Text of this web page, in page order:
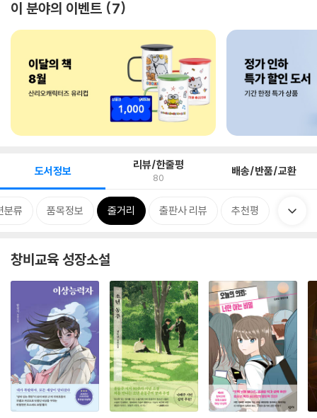
이 분야의 이벤트 7
도서정보 리뷰/한줄평
80 배송/반품/교환
분류 품목정보 줄거리 출판사 리뷰 추천평
창비교육 성장소설